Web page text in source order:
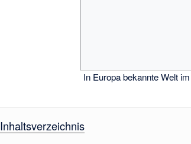
In Europa bekannte Welt
Inhaltsverzeichnis